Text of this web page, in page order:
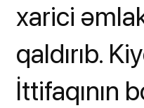
xarici
qaldırıb.
İttifaqının